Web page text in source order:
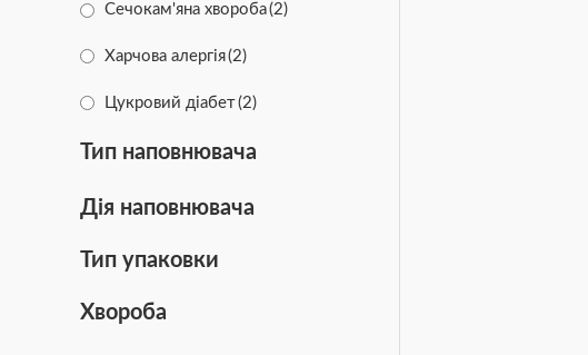
Сечокам'яна хвороба(2)
Харчова алергія(2)
Цукровий діабет(2)
Тип наповнювача
Дія наповнювача
Тип упаковки
Хвороба